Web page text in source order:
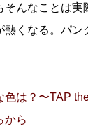
そんなことは実
熱くなる。パン
色は？〜TAP
から